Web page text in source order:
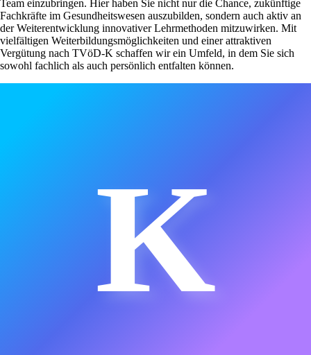
Team einzubringen. Hier haben Sie nicht nur die Chance, zukünftige
Fachkräfte im Gesundheitswesen auszubilden, sondern auch aktiv an
der Weiterentwicklung innovativer Lehrmethoden mitzuwirken. Mit
vielfältigen Weiterbildungsmöglichkeiten und einer attraktiven
Vergütung nach TVöD-K schaffen wir ein Umfeld, in dem Sie sich
sowohl fachlich als auch persönlich entfalten können.
K